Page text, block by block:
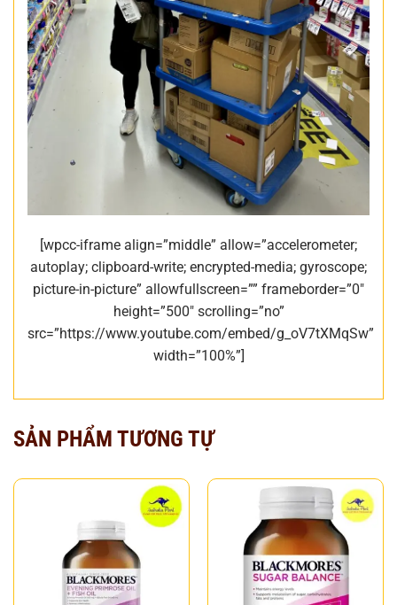
[wpcc-iframe align=”middle” allow=”accelerometer;
autoplay; clipboard-write; encrypted-media; gyroscope;
picture-in-picture” allowfullscreen=”” frameborder=”0″
height=”500″ scrolling=”no”
src=”https://www.youtube.com/embed/g_oV7tXMqSw”
width=”100%”]
SẢN PHẨM TƯƠNG TỰ